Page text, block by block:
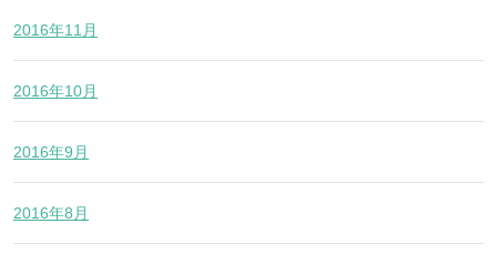
2016年11月
2016年10月
2016年9月
2016年8月